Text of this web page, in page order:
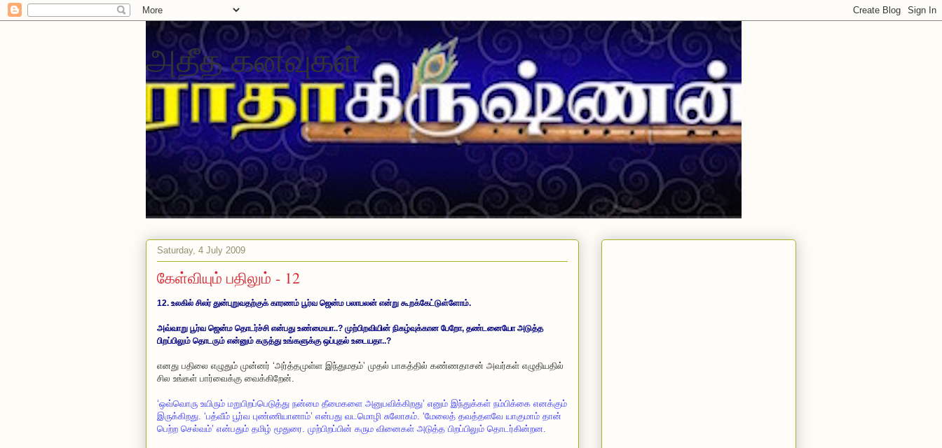
அதீத கனவுகள்
Saturday, 4 July 2009
கேள்வியும் பதிலும் - 12
12. உலகில் சிலர் துன்புறுவதற்குக் காரணம் பூர்வ ஜென்ம பலாபலன் என்று கூறக்கேட்டுள்ளோம்.
அவ்வாறு பூர்வ ஜென்ம தொடர்ச்சி என்பது உண்மையா..? முற்பிறவியின் நிகழ்வுக்கான பேறோ, தண்டனையோ அடுத்த
பிறப்பிலும் தொடரும் என்னும் கருத்து உங்களுக்கு ஒப்புதல் உடையதா..?
எனது பதிலை எழுதும் முன்னர் ‘அர்த்தமுள்ள இந்துமதம்’ முதல் பாகத்தில் கண்ணதாசன் அவர்கள் எழுதியதில்
சில உங்கள் பார்வைக்கு வைக்கிறேன்.
‘ஒவ்வொரு உயிரும் மறுபிறப்பெடுத்து நன்மை தீமைகளை அனுபவிக்கிறது’ எனும் இந்துக்கள் நம்பிக்கை எனக்கும்
இருக்கிறது. ‘பத்வீம் பூர்வ புண்ணியானாம்’ என்பது வடமொழி சுலோகம். ‘மேலைத் தவத்தளவே யாகுமாம் தான்
பெற்ற செல்வம்’ என்பதும் தமிழ் மூதுரை. முற்பிறப்பின் கரும வினைகள் அடுத்த பிறப்பிலும் தொடர்கின்றன.